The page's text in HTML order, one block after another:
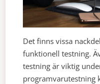
Det finns vissa
funktionell testning.
testning är viktig
programvarutestning